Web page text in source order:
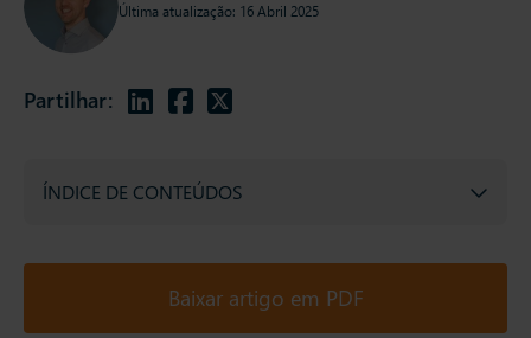
Partilhar:
Última atualização: 16 Abril 2025
ÍNDICE DE CONTEÚDOS
Baixar artigo em PDF